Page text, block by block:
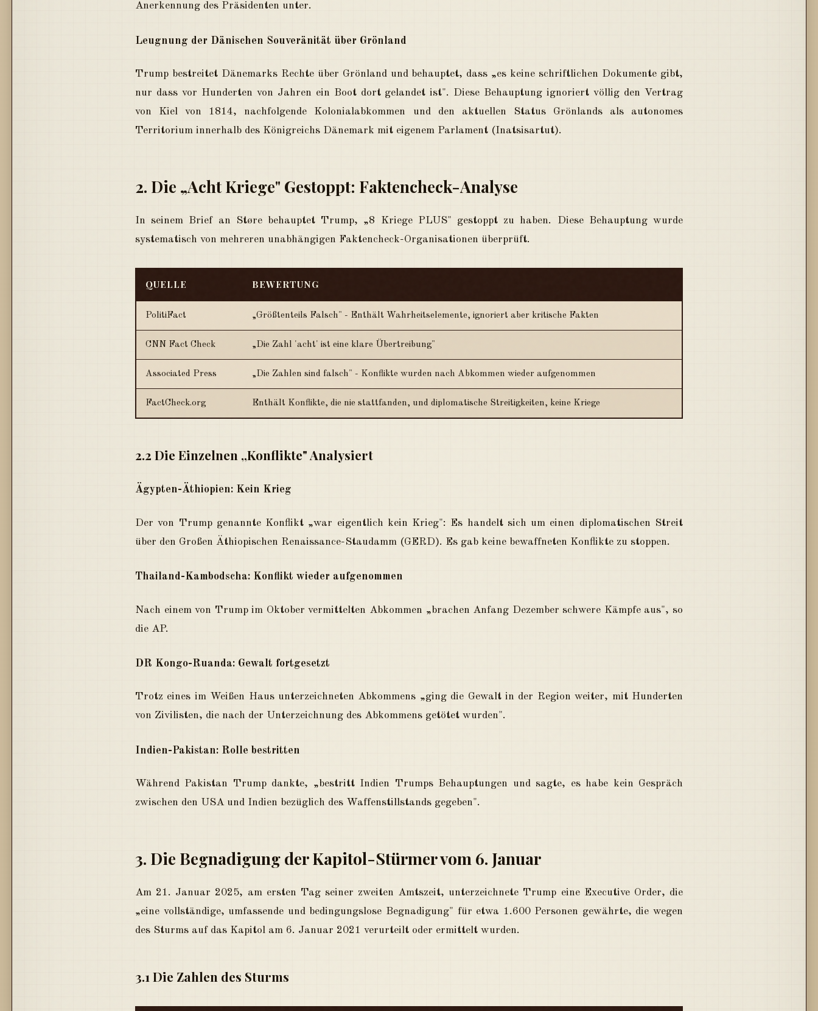
Anerkennung des Präsidenten unter.
Leugnung der Dänischen Souveränität über Grönland
Trump bestreitet Dänemarks Rechte über Grönland und behauptet, dass „es keine schriftlichen Dokumente gibt,
nur dass vor Hunderten von Jahren ein Boot dort gelandet ist". Diese Behauptung ignoriert völlig den Vertrag
von Kiel von 1814, nachfolgende Kolonialabkommen und den aktuellen Status Grönlands als autonomes
Territorium innerhalb des Königreichs Dänemark mit eigenem Parlament (Inatsisartut).
2. Die „Acht Kriege" Gestoppt: Faktencheck-Analyse
In seinem Brief an Støre behauptet Trump, „8 Kriege PLUS" gestoppt zu haben. Diese Behauptung wurde
systematisch von mehreren unabhängigen Faktencheck-Organisationen überprüft.
QUELLE BEWERTUNG
PolitiFact „Größtenteils Falsch" - Enthält Wahrheitselemente, ignoriert aber kritische Fakten
CNN Fact Check „Die Zahl 'acht' ist eine klare Übertreibung"
Associated Press „Die Zahlen sind falsch" - Konflikte wurden nach Abkommen wieder aufgenommen
FactCheck.org Enthält Konflikte, die nie stattfanden, und diplomatische Streitigkeiten, keine Kriege
2.2 Die Einzelnen „Konflikte" Analysiert
Ägypten-Äthiopien: Kein Krieg
Der von Trump genannte Konflikt „war eigentlich kein Krieg": Es handelt sich um einen diplomatischen Streit
über den Großen Äthiopischen Renaissance-Staudamm (GERD). Es gab keine bewaffneten Konflikte zu stoppen.
Thailand-Kambodscha: Konflikt wieder aufgenommen
Nach einem von Trump im Oktober vermittelten Abkommen „brachen Anfang Dezember schwere Kämpfe aus", so
die AP.
DR Kongo-Ruanda: Gewalt fortgesetzt
Trotz eines im Weißen Haus unterzeichneten Abkommens „ging die Gewalt in der Region weiter, mit Hunderten
von Zivilisten, die nach der Unterzeichnung des Abkommens getötet wurden".
Indien-Pakistan: Rolle bestritten
Während Pakistan Trump dankte, „bestritt Indien Trumps Behauptungen und sagte, es habe kein Gespräch
zwischen den USA und Indien bezüglich des Waffenstillstands gegeben".
3. Die Begnadigung der Kapitol-Stürmer vom 6. Januar
Am 21. Januar 2025, am ersten Tag seiner zweiten Amtszeit, unterzeichnete Trump eine Executive Order, die
„eine vollständige, umfassende und bedingungslose Begnadigung" für etwa 1.600 Personen gewährte, die wegen
des Sturms auf das Kapitol am 6. Januar 2021 verurteilt oder ermittelt wurden.
3.1 Die Zahlen des Sturms